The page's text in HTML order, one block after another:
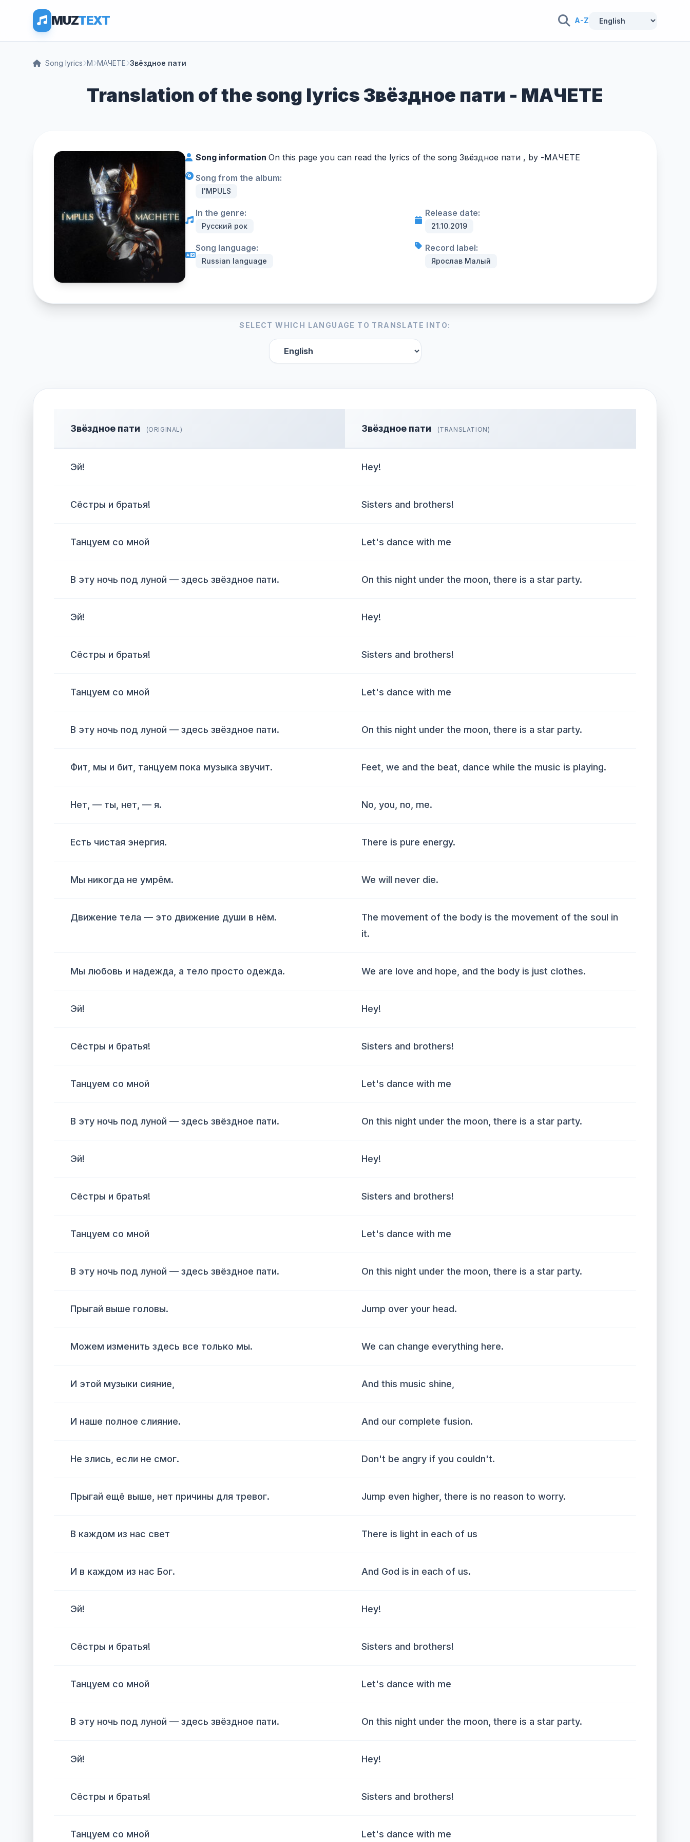
MUZTEXT A-Z
Song lyrics М МАЧЕТЕ Звёздное пати
Translation of the song lyrics Звёздное пати - МАЧЕТЕ
Song information On this page you can read the lyrics of the song Звёздное пати , by -МАЧЕТЕ
Song from the album:
I'MPULS
In the genre:
Русский рок
Release date:
21.10.2019
Song language:
Russian language
Record label:
Ярослав Малый
SELECT WHICH LANGUAGE TO TRANSLATE INTO:
Звёздное пати (ORIGINAL) Звёздное пати (TRANSLATION)
Эй! Hey!
Сёстры и братья! Sisters and brothers!
Танцуем со мной Let's dance with me
В эту ночь под луной — здесь звёздное пати. On this night under the moon, there is a star party.
Эй! Hey!
Сёстры и братья! Sisters and brothers!
Танцуем со мной Let's dance with me
В эту ночь под луной — здесь звёздное пати. On this night under the moon, there is a star party.
Фит, мы и бит, танцуем пока музыка звучит. Feet, we and the beat, dance while the music is playing.
Нет, — ты, нет, — я. No, you, no, me.
Есть чистая энергия. There is pure energy.
Мы никогда не умрём. We will never die.
Движение тела — это движение души в нём.
The movement of the body is the movement of the soul in
it.
Мы любовь и надежда, а тело просто одежда. We are love and hope, and the body is just clothes.
Эй! Hey!
Сёстры и братья! Sisters and brothers!
Танцуем со мной Let's dance with me
В эту ночь под луной — здесь звёздное пати. On this night under the moon, there is a star party.
Эй! Hey!
Сёстры и братья! Sisters and brothers!
Танцуем со мной Let's dance with me
В эту ночь под луной — здесь звёздное пати. On this night under the moon, there is a star party.
Прыгай выше головы. Jump over your head.
Можем изменить здесь все только мы. We can change everything here.
И этой музыки сияние, And this music shine,
И наше полное слияние. And our complete fusion.
Не злись, если не смог. Don't be angry if you couldn't.
Прыгай ещё выше, нет причины для тревог. Jump even higher, there is no reason to worry.
В каждом из нас свет There is light in each of us
И в каждом из нас Бог. And God is in each of us.
Эй! Hey!
Сёстры и братья! Sisters and brothers!
Танцуем со мной Let's dance with me
В эту ночь под луной — здесь звёздное пати. On this night under the moon, there is a star party.
Эй! Hey!
Сёстры и братья! Sisters and brothers!
Танцуем со мной Let's dance with me